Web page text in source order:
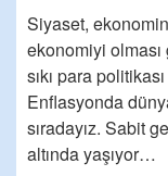
Siyaset,
ekonomiyi
sıkı para
Enflasyonda
sıradayız. Sabit
altında yaşıyor…